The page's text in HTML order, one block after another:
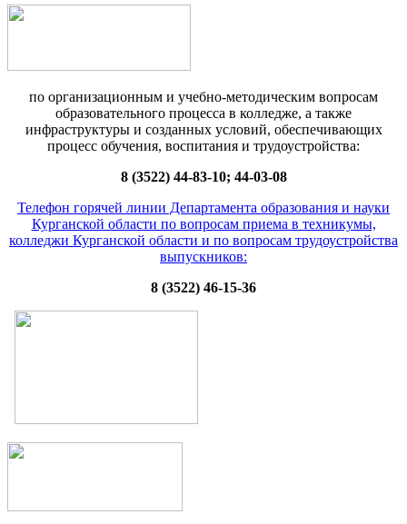
по организационным и учебно-методическим вопросам
образовательного процесса в колледже, а также
инфраструктуры и созданных условий, обеспечивающих
процесс обучения, воспитания и трудоустройства:
8 (3522) 44-83-10; 44-03-08
Телефон горячей линии Департамента образования и науки
Курганской области по вопросам приема в техникумы,
колледжи Курганской области и по вопросам трудоустройства
выпускников:
8 (3522) 46-15-36